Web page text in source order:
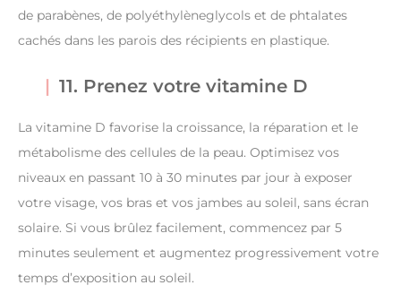
de parabènes, de polyéthylèneglycols et de phtalates
cachés dans les parois des récipients en plastique.
11. Prenez votre vitamine D
La vitamine D favorise la croissance, la réparation et le
métabolisme des cellules de la peau. Optimisez vos
niveaux en passant 10 à 30 minutes par jour à exposer
votre visage, vos bras et vos jambes au soleil, sans écran
solaire. Si vous brûlez facilement, commencez par 5
minutes seulement et augmentez progressivement votre
temps d’exposition au soleil.